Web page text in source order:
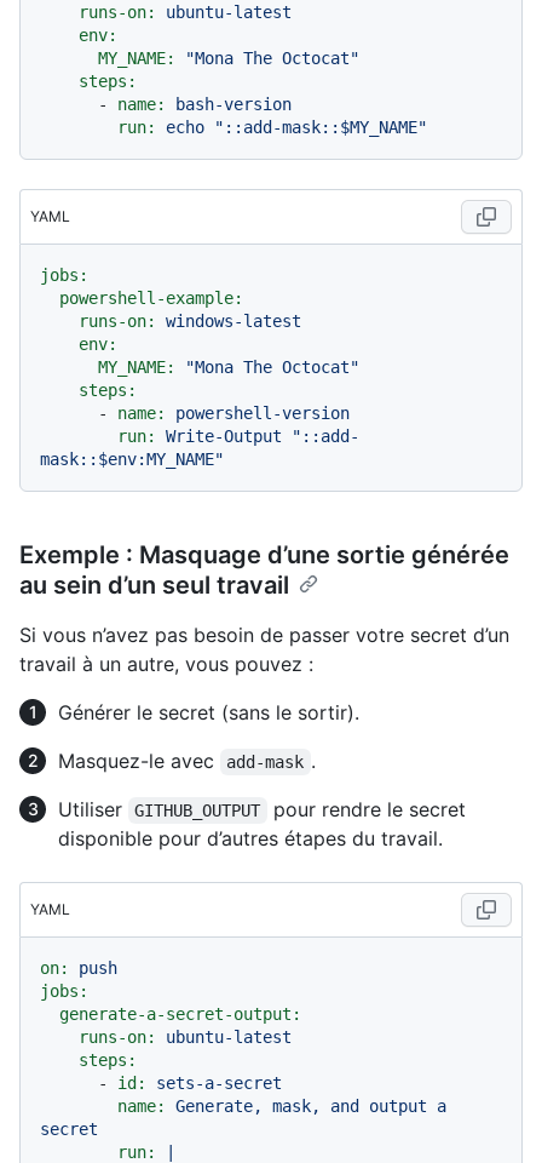
runs-on:
ubuntu-latest
env:
MY_NAME:
"Mona The Octocat"
steps:
-
name:
bash-version
run:
echo "::add-mask::$MY_NAME"
YAML
jobs:
powershell-example:
runs-on:
windows-latest
env:
MY_NAME:
"Mona The Octocat"
steps:
-
name:
powershell-version
run:
Write-Output
"::add-
mask::$env:MY_NAME"
Exemple : Masquage d’une sortie générée
au sein d’un seul travail
Si vous n’avez pas besoin de passer votre secret d’un
travail à un autre, vous pouvez :
Générer le secret (sans le sortir).
Masquez-le avec
add-mask .
Utiliser
GITHUB_OUTPUT
pour rendre le secret
disponible pour d’autres étapes du travail.
YAML
on:
push
jobs:
generate-a-secret-output:
runs-on:
ubuntu-latest
steps:
-
id:
sets-a-secret
name:
Generate, mask, and output
a
secret
run: